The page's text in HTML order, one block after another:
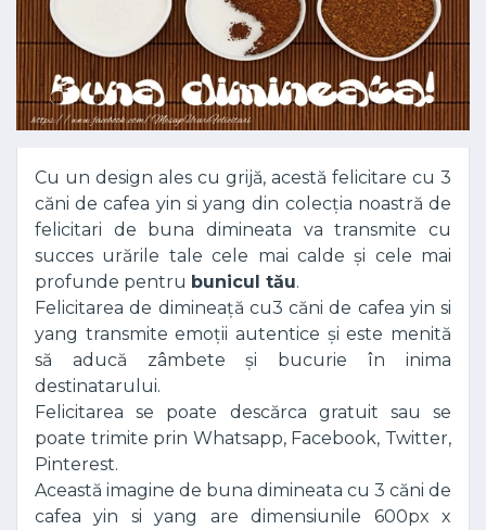
Cu un design ales cu grijă, acestă felicitare cu 3
căni de cafea yin si yang din colecția noastră de
felicitari de buna dimineata va transmite cu
succes urările tale cele mai calde și cele mai
profunde pentru bunicul tău.
Felicitarea de dimineață cu3 căni de cafea yin si
yang transmite emoții autentice și este menită
să aducă zâmbete și bucurie în inima
destinatarului.
Felicitarea se poate descărca gratuit sau se
poate trimite prin Whatsapp, Facebook, Twitter,
Pinterest.
Această imagine de buna dimineata cu 3 căni de
cafea yin si yang are dimensiunile 600px x